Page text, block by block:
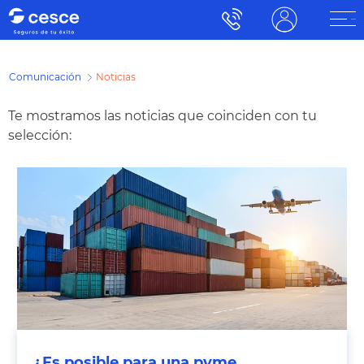
Comunicación Noticias
Te mostramos las noticias que coinciden con tu
selección: